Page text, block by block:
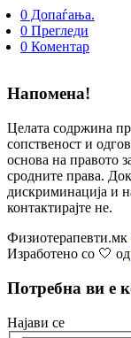
0 Допаѓања.
0 Прегледи
0 Коментар
Напомена!
Целата содржина
сопственост и
основа на правото
сродните права.
дискриминација и
контактирајте не.
Физиотерапевти.мк
Изработено со 🤍
Потребна ви е
Најави се